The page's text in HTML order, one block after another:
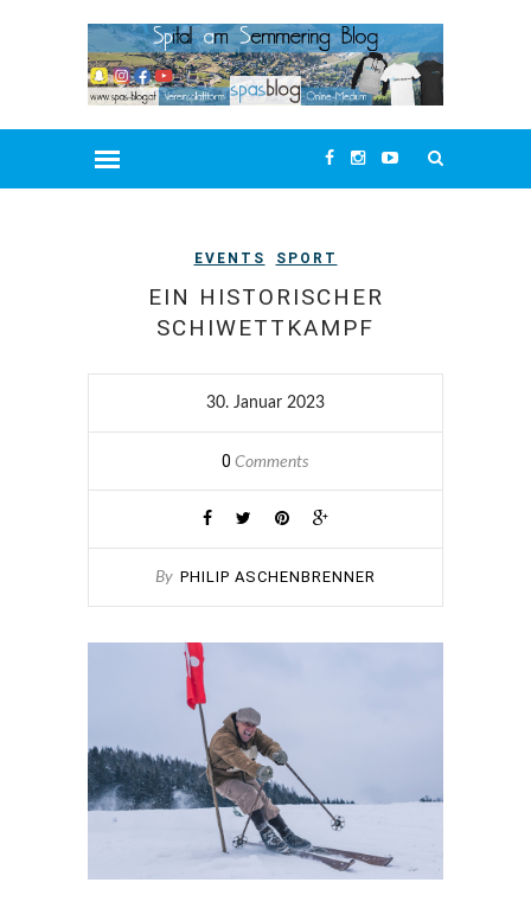
EVENTS SPORT
EIN HISTORISCHER
SCHIWETTKAMPF
30. Januar 2023
0 Comments
By PHILIP ASCHENBRENNER